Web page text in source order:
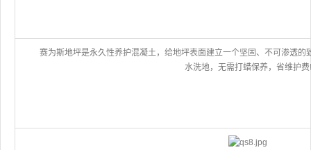
赛为斯地坪是永久性养护混凝土，给地坪表面建立一个坚固、不可渗透的
水洗地，无需打蜡保养，省维护费!